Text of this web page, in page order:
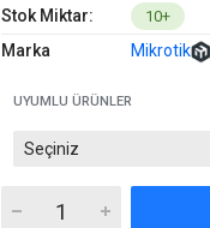
Stok Miktar: 10+
Marka Mikrotik
UYUMLU ÜRÜNLER